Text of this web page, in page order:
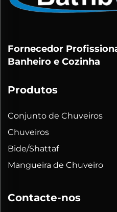
Fornecedor
Banheiro e Cozinha
Produtos
Conjunto de Chuveiros
Chuveiros
Bide/Shattaf
Mangueira de Chuveiro
Contacte-nos